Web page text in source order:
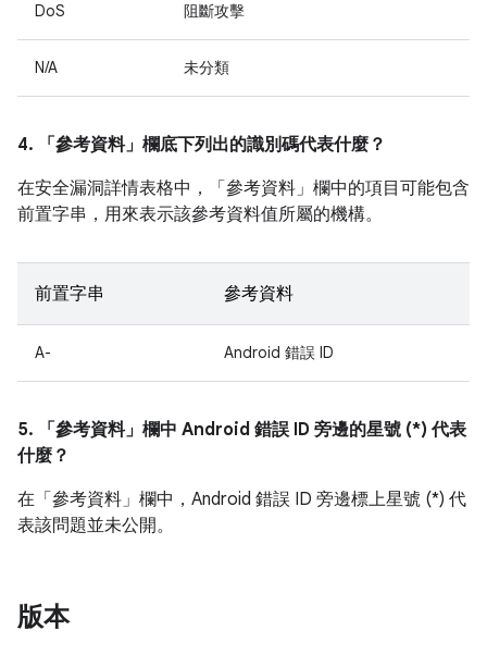
DoS 阻斷攻擊
N/A 未分類
4. 「參考資料」 欄底下列出的識別碼代表什麼？
在安全漏洞詳情表格中，「參考資料」 欄中的項目可能包含
前置字串，用來表示該參考資料值所屬的機構。
前置字串 參考資料
A- Android 錯誤 ID
5. 「參考資料」 欄中 Android 錯誤 ID 旁邊的星號 (*) 代表
什麼？
在「參考資料」 欄中，Android 錯誤 ID 旁邊標上星號 (*) 代
表該問題並未公開。
版本